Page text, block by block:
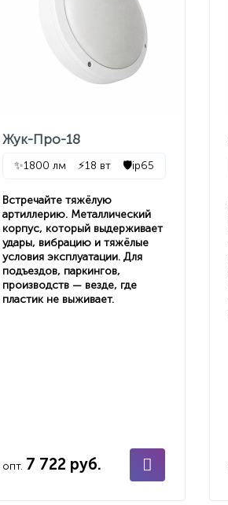
Жук-Про-18
✨1800 лм ⚡18 вт 🛡️ip65
Встречайте тяжёлую
артиллерию. Металлический
корпус, который выдерживает
удары, вибрацию и тяжёлые
условия эксплуатации. Для
подъездов, паркингов,
производств — везде, где
пластик не выживает.
опт. 7 722 руб.